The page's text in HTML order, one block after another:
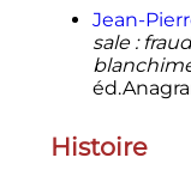
Jean-
sale :
Histoire